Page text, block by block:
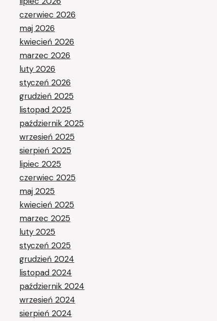
czerwiec 2026
maj 2026
kwiecień 2026
marzec 2026
luty 2026
styczeń 2026
grudzień 2025
listopad 2025
październik 2025
wrzesień 2025
sierpień 2025
lipiec 2025
czerwiec 2025
maj 2025
kwiecień 2025
marzec 2025
luty 2025
styczeń 2025
grudzień 2024
listopad 2024
październik 2024
wrzesień 2024
sierpień 2024